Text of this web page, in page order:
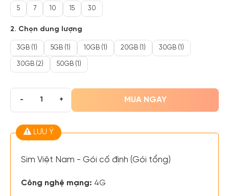
5 7 10 15 30
2. Chọn dung lượng
3GB (1) 5GB (1) 10GB (1) 20GB (1) 30GB (1)
30GB (2) 50GB (1)
- + MUA NGAY
LƯU Ý
Sim Việt Nam - Gói cố định (Gói tổng)
Công nghệ mạng: 4G